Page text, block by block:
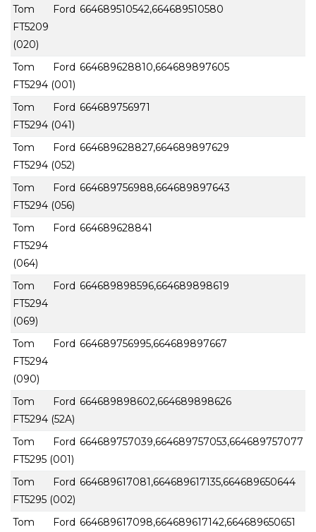
Tom Ford
FT5209
(020)
664689510542,664689510580
Tom Ford
FT5294 (001)
664689628810,664689897605
Tom Ford
FT5294 (041)
664689756971
Tom Ford
FT5294 (052)
664689628827,664689897629
Tom Ford
FT5294 (056)
664689756988,664689897643
Tom Ford
FT5294
(064)
664689628841
Tom Ford
FT5294
(069)
664689898596,664689898619
Tom Ford
FT5294
(090)
664689756995,664689897667
Tom Ford
FT5294 (52A)
664689898602,664689898626
Tom Ford
FT5295 (001)
664689757039,664689757053,664689757077
Tom Ford
FT5295 (002)
664689617081,664689617135,664689650644
Tom Ford 664689617098,664689617142,664689650651